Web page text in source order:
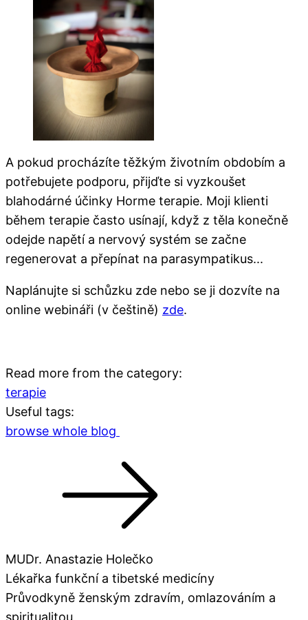
A pokud procházíte těžkým životním obdobím a
potřebujete podporu, přijďte si vyzkoušet
blahodárné účinky Horme terapie. Moji klienti
během terapie často usínají, když z těla konečně
odejde napětí a nervový systém se začne
regenerovat a přepínat na parasympatikus...
Naplánujte si schůzku zde nebo se ji dozvíte na
online webináři (v češtině) zde.
Read more from the category:
terapie
Useful tags:
browse whole blog
MUDr. Anastazie Holečko
Lékařka funkční a tibetské medicíny
Průvodkyně ženským zdravím, omlazováním a
spiritualitou